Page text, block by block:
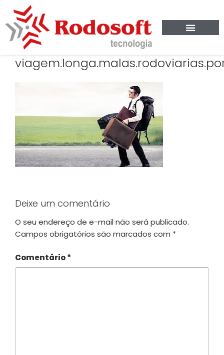
Deixe um comentário
O seu endereço de e-mail não será publicado.
Campos obrigatórios são marcados com *
Comentário*